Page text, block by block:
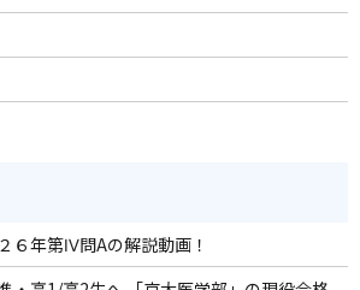
６年第Ⅳ問Aの解説動画！